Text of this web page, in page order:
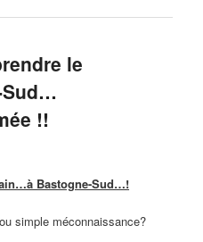
le
!!
Bastogne-Sud…!
simple méconnaissance?